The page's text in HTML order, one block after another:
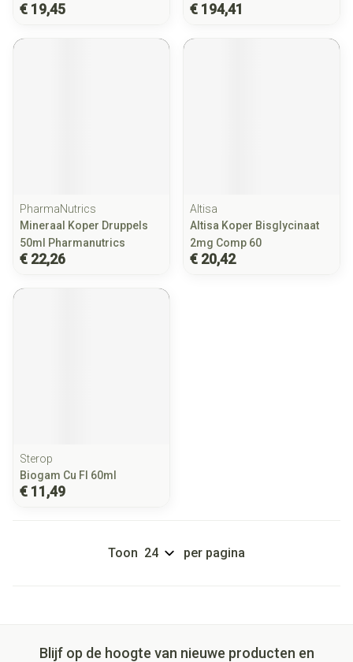
€ 19,45 € 194,41
PharmaNutrics
Mineraal Koper Druppels
50ml Pharmanutrics
€ 22,26
Altisa
Altisa Koper Bisglycinaat
2mg Comp 60
€ 20,42
Sterop
Biogam Cu Fl 60ml
€ 11,49
Toon per pagina
Blijf op de hoogte van nieuwe producten en